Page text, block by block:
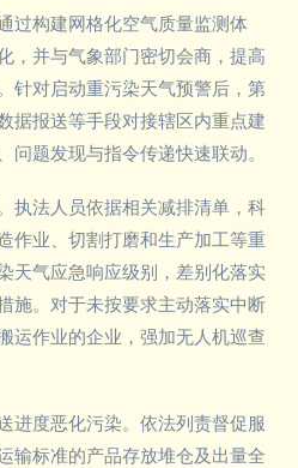
过构建网格化空气质量监测体
，并与气象部门密切会商，提高
针对启动重污染天气预警后，第
据报送等手段对接辖区内重点建
题发现与指令传递快速联动。
执法人员依据相关减排清单，科
作业、切割打磨和生产加工等重
天气应急响应级别，差别化落实
施。对于未按要求主动落实中断
运作业的企业，强加无人机巡查
进度恶化污染。依法列责督促服
输标准的产品存放堆仓及出量全